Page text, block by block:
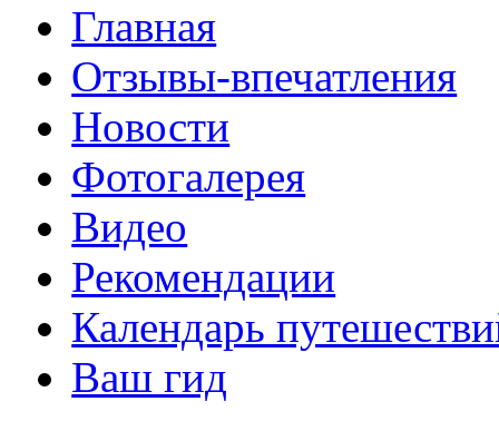
Главная
Отзывы-впечатления
Новости
Фотогалерея
Видео
Рекомендации
Календарь
Ваш гид